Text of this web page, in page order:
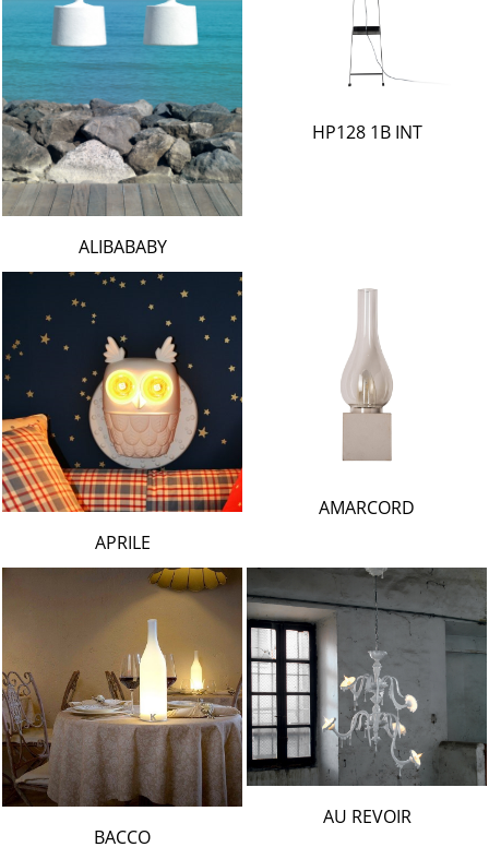
HP128 1B INT
ALIBABABY
AMARCORD
APRILE
AU REVOIR
BACCO